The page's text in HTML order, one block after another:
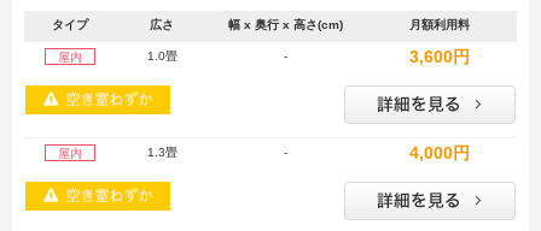
タイプ 広さ 幅 x 奥行 x 高さ(cm) 月額利用料
屋内 1.0畳 - 3,600円
屋内 1.3畳 - 4,000円